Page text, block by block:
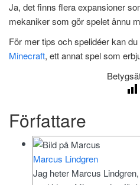
Ja, det finns flera expansioner
mekaniker som gör spelet ännu
För mer tips och spelidéer kan
Minecraft, ett annat spel som
Författare
Marcus Lindgren
Jag heter Marcus